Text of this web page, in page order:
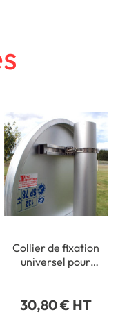
Collier de fixation
universel pour
30,80 € HT